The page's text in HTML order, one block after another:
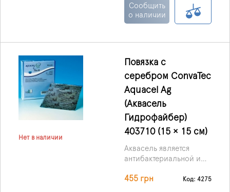
серебра. Выпускаются в
форме мягких,
стерильных нетканых
(Hydrofiber) с
включениями
ионизированного
серебра.
Сообщить
о наличии
Нет в наличии
Повязка с
серебром ConvaTec
Aquacel Ag
(Аквасель
Гидрофайбер)
403710 (15 × 15 см)
Аквасель является
антибактериальной и
повязкой, она
455 грн Код: 4275